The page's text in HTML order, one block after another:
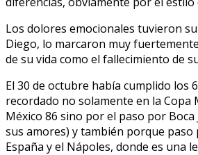
Los dolores emocionales tuvieron
Diego, lo marcaron muy
de su vida como el fallecimiento de
El 30 de octubre había cumplido los
recordado no solamente en la Copa
México 86 sino por el paso por
sus amores) y también porque paso
España y el Nápoles, donde es una